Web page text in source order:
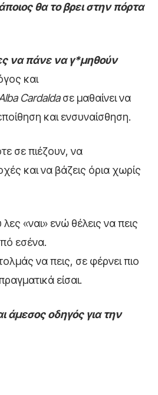
θα το βρει στην πόρτα
να πάνε να γ*µηθούν
και
Cardaldaσε µαθαίνει να
και ενσυναίσθηση.
σε πιέζουν, να
και να βάζεις όρια χωρίς
«ναι» ενώ θέλεις να πεις
εσένα.
να πεις, σε φέρνει πιο
είσαι.
άμεσος οδηγός για την